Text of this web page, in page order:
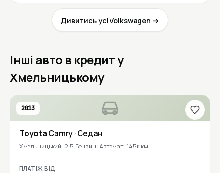
Дивитись усі Volkswagen →
Інші авто в кредит у
Хмельницькому
2013
ToyotaCamry· Седан
Хмельницький 2.5 Бензин Автомат 145к км
ПЛАТІЖ ВІД